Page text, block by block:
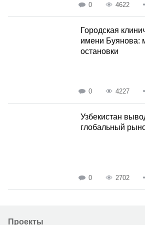
0 4622
Городская
имени Буянова:
остановки
0 4227
Узбекистан
глобальный
0 2702
Проекты